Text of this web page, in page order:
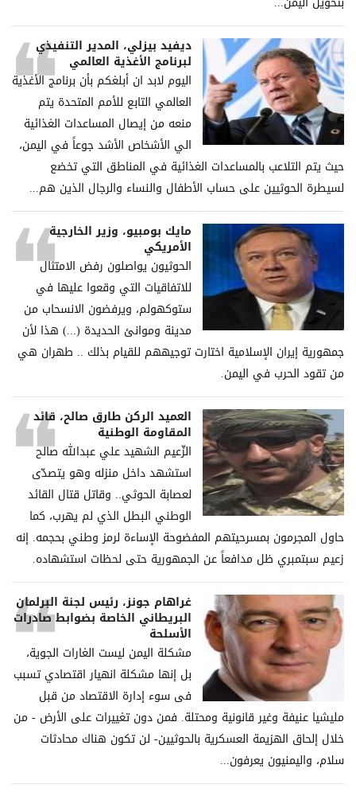
ديفيد بيزلي، المدير التنفيذي
لبرنامج الأغذية العالمي
اليوم لابد ان أبلغكم بأن برنامج الأغذية
العالمي التابع للأمم المتحدة يتم
منعه من إيصال المساعدات الغذائية
الي الأشخاص الأشد جوعاً في اليمن،
حيث يتم التلاعب بالمساعدات الغذائية في المناطق التي تخضع
لسيطرة الحوثيين على حساب الأطفال والنساء والرجال الذين هم...
مايك بومبيو، وزير الخارجية
الأمريكي
الحوثيون يواصلون رفض الامتثال
للاتفاقيات التي وقعوا عليها في
ستوكهولم، ويرفضون الانسحاب من
مدينة وموانئ الحديدة (...) هذا لأن
جمهورية إيران الإسلامية اختارت توجيههم للقيام بذلك .. طهران هي
من تقود الحرب في اليمن.
العميد الركن طارق صالح، قائد
المقاومة الوطنية
الزّعيم الشهيد علي عبدالله صالح
استشهد داخل منزله وهو يتصدّى
لعصابة الحوثي.. وقاتل قتال القائد
الوطني البطل الذي لم يهرب، كما
حاول المجرمون بمسرحيتهم المفضوحة الإساءة لرمز وطني بحجمه. إنه
زعيم سبتمبري ظل مدافعاً عن الجمهورية حتى لحظات استشهاده.
غراھام جونز، رئیس لجنة البرلمان
البریطاني الخاصة بضوابط صادرات
الأسلحة
مشكلة الیمن لیست الغارات الجویة،
بل إنھا مشكلة انھیار اقتصادي تسبب
فی سوء إدارة الاقتصاد من قبل
ملیشیا عنیفة وغیر قانونیة ومحتلة. فمن دون تغییرات على الأرض - من
خلال إلحاق الھزیمة العسكریة بالحوثیین- لن تكون ھناك محادثات
سلام، والیمنیون یعرفون...